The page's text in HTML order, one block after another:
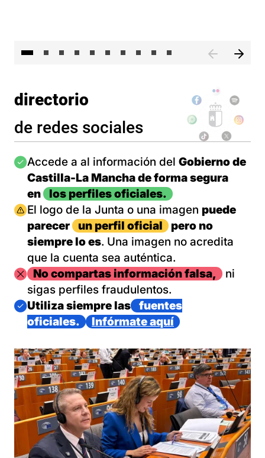
directorio
de redes sociales
Imagen
Accede a al información del Gobierno de
Castilla-La Mancha de forma segura
en
los perfiles oficiales.
Imagen
El logo de la Junta o una imagen puede
parecer
un perfil oficial
pero no
siempre lo es. Una imagen no acredita
que la cuenta sea auténtica.
ImagenNo compartas información falsa,
ni
sigas perfiles fraudulentos.
Imagen
Utiliza siempre las
fuentes
oficiales.
Infórmate aquí